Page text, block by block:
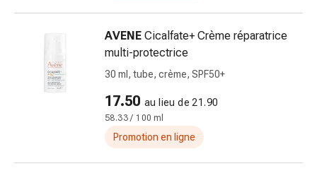
de
concentration
Allergies
et
Antiallergiques
Peau
AVENE Cicalfate+ Crème réparatrice
multi-protectrice
30 ml, tube, crème, SPF50+
17.50 au lieu de 21.90
58.33 / 100 ml
Promotion en ligne